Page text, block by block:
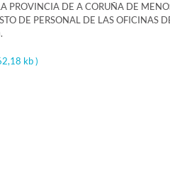
PROVINCIA DE A CORUÑA DE
DE PERSONAL DE LAS OFICINAS
kb )